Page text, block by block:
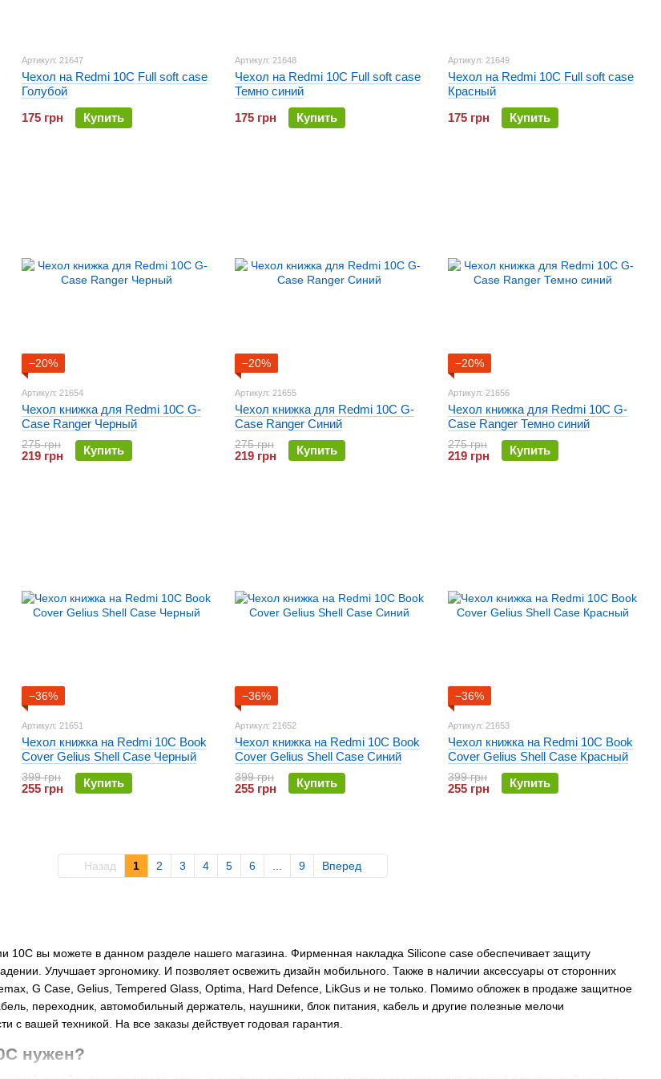
10С вы можете в данном разделе нашего магазина. Фирменная накладка Silicone case обеспечивает защиту
Улучшает эргономику. И позволяет освежить дизайн мобильного. Также в наличии аксессуары от сторонних
G Case, Gelius, Tempered Glass, Optima, Hard Defence, LikGus и не только. Помимо обложек в продаже защитное
переходник, автомобильный держатель, наушники, блок питания, кабель и другие полезные мелочи
с вашей техникой. На все заказы действует годовая гарантия.
нужен?
Артикул: 21647
Чехол на Redmi 10C Full soft case
Голубой
175 грн
Купить
Артикул: 21648
Чехол на Redmi 10C Full soft case
Темно синий
175 грн
Купить
Артикул: 21649
Чехол на Redmi 10C Full soft case
Красный
175 грн
Купить
−20%
Артикул: 21654
Чехол книжка для Redmi 10C G-
Case Ranger Черный
275 грн
219 грн Купить
−20%
Артикул: 21655
Чехол книжка для Redmi 10C G-
Case Ranger Синий
275 грн
219 грн Купить
−20%
Артикул: 21656
Чехол книжка для Redmi 10C G-
Case Ranger Темно синий
275 грн
219 грн Купить
−36%
Артикул: 21651
Чехол книжка на Redmi 10C Book
Cover Gelius Shell Case Черный
399 грн
255 грн Купить
−36%
Артикул: 21652
Чехол книжка на Redmi 10C Book
Cover Gelius Shell Case Синий
399 грн
255 грн Купить
−36%
Артикул: 21653
Чехол книжка на Redmi 10C Book
Cover Gelius Shell Case Красный
399 грн
255 грн Купить
Назад 1 2 3 4 5 6 9 Вперед